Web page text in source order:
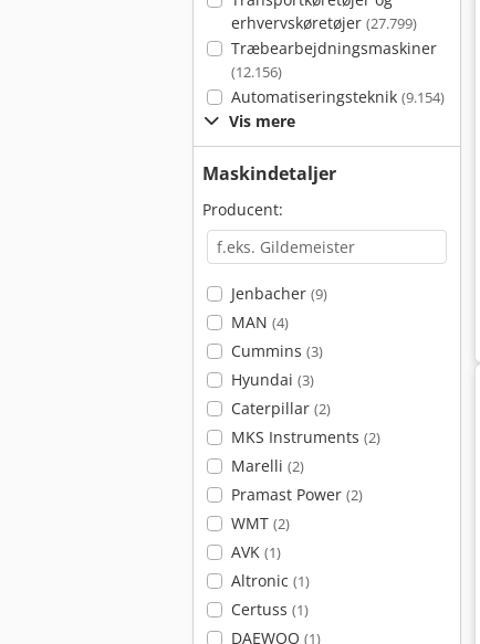
erhvervskøretøjer (27.799)
Træbearbejdningsmaskiner
(12.156)
Automatiseringsteknik (9.154)
Vis mere
Maskindetaljer
Producent:
Jenbacher (9)
MAN (4)
Cummins (3)
Hyundai (3)
Caterpillar (2)
MKS Instruments (2)
Marelli (2)
Pramast Power (2)
WMT (2)
AVK (1)
Altronic (1)
Certuss (1)
DAEWOO (1)